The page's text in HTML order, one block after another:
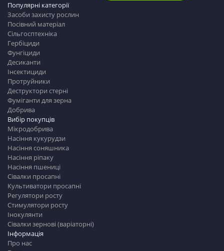
Інформація
Про нас
Популярні категорії
Засоби захисту рослин
Посівний матеріал
Сільгосптехніка
Гербіциди
Фунгіциди
Десиканти
Інсектициди
Протруйники
Деструктори стерні
Фуміганти для зерна
Добрива
Вибір покупців
Мікродобрива
Насіння кукурудзи
Насіння соняшника
Насіння ріпаку
Насіння пшениці
Сівалки просапні
Культиватори просапні
Регулятори росту
Стимулятори росту
Інокулянти
Сівалки зернові (варіаторні)